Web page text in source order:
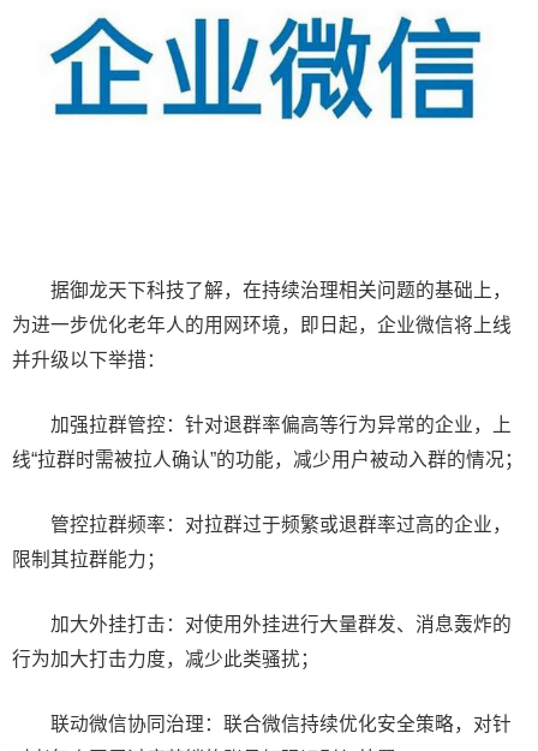
据御龙天下科技了解，在持续治理相关问题的基础上，
为进一步优化老年人的用网环境，即日起，企业微信将上线
并升级以下举措：
加强拉群管控：针对退群率偏高等行为异常的企业，上
线“拉群时需被拉人确认”的功能，减少用户被动入群的情况；
管控拉群频率：对拉群过于频繁或退群率过高的企业，
限制其拉群能力；
加大外挂打击：对使用外挂进行大量群发、消息轰炸的
行为加大打击力度，减少此类骚扰；
联动微信协同治理：联合微信持续优化安全策略，对针